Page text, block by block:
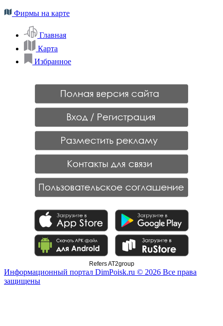
Фирмы на карте
Главная
Карта
Избранное
Refers AT2group
Информационный портал DimPoisk.ru © 2026 Все права
защищены